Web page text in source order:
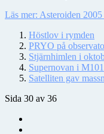
Läs mer: Asteroiden
Höstlov i rymden
PRYO på
Stjärnhimlen i
Supernovan i M101
Satelliten gav
Sida 30 av 36